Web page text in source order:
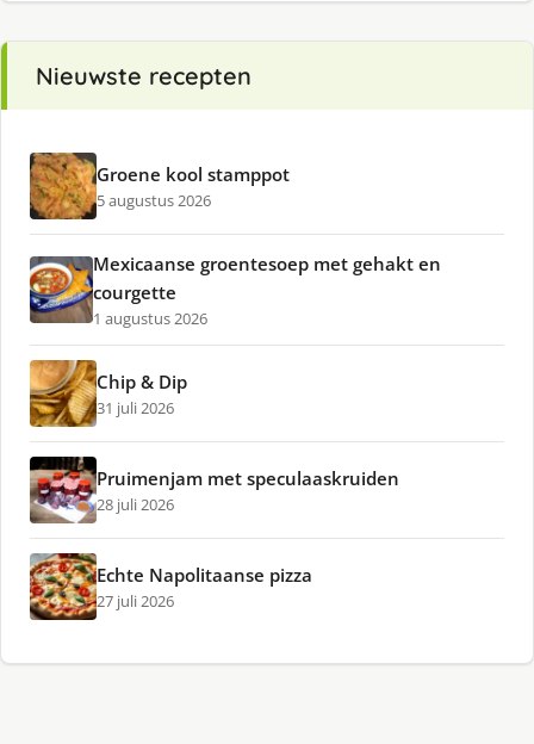
Nieuwste recepten
Groene kool stamppot
5 augustus 2026
Mexicaanse groentesoep met gehakt en
courgette
1 augustus 2026
Chip & Dip
31 juli 2026
Pruimenjam met speculaaskruiden
28 juli 2026
Echte Napolitaanse pizza
27 juli 2026